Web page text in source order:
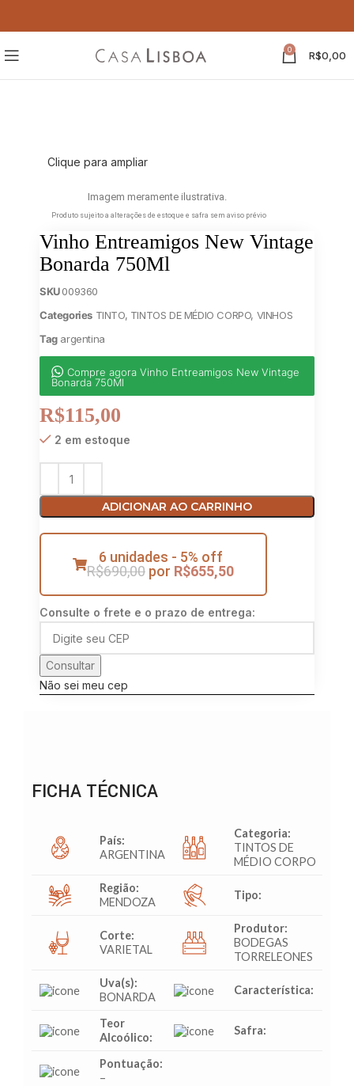
0 R$0,00
Clique para ampliar
Imagem meramente ilustrativa.
Produto sujeito a alterações de estoque e safra sem aviso prévio
Vinho Entreamigos New Vintage
Bonarda 750Ml
SKU009360
Categories TINTO, TINTOS DE MÉDIO CORPO, VINHOS
Tag argentina
Compre agora Vinho Entreamigos New Vintage
Bonarda 750Ml
R$115,00
2 em estoque
ADICIONAR AO CARRINHO
6 unidades - 5% off
R$690,00 por R$655,50
Consulte o frete e o prazo de entrega:
Consultar
Não sei meu cep
FICHA TÉCNICA
País:
ARGENTINA
Categoria:
TINTOS DE
MÉDIO CORPO
Região:
MENDOZA
Tipo:
Corte:
VARIETAL
Produtor:
BODEGAS
TORRELEONES
Uva(s):
BONARDA
Característica:
Teor
Alcoólico:
Safra:
Pontuação:
–